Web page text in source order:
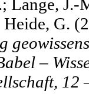
Lange,
Heide, G.
–
12